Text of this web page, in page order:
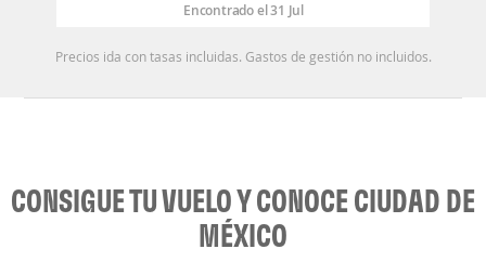
Encontrado el 31 Jul
Precios ida con tasas incluidas. Gastos de gestión no incluidos.
CONSIGUE TU VUELO Y CONOCE CIUDAD DE
MÉXICO